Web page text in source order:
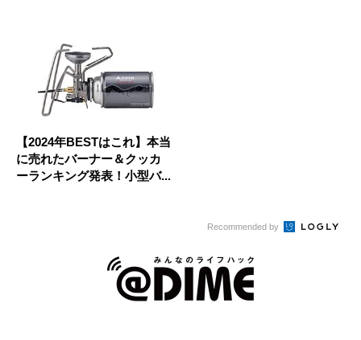
【2024年BESTはこれ】本当
に売れたバーナー＆クッカ
ーランキング発表！小型バ...
Recommended by